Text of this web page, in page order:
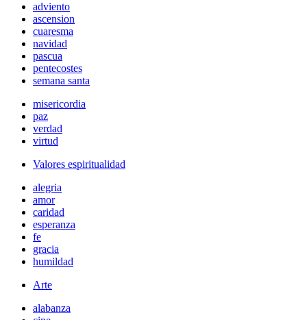
adviento
ascension
cuaresma
navidad
pascua
pentecostes
semana santa
misericordia
paz
verdad
virtud
Valores espiritualidad
alegria
amor
caridad
esperanza
fe
gracia
humildad
Arte
alabanza